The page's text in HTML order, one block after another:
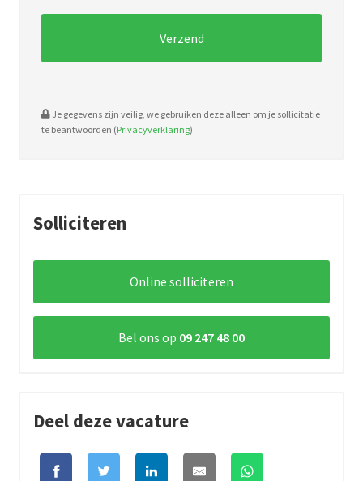
doc.
Je gegevens zijn veilig, we gebruiken deze alleen om je sollicitatie
te beantwoorden (Privacyverklaring).
Solliciteren
Online solliciteren
Bel ons op 09 247 48 00
Deel deze vacature